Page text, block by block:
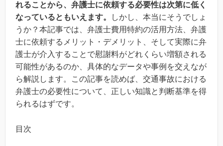
れることから、弁護士に依頼する必要性は次第に低く
なっているともいえます。
しかし、本当にそうでしょ
うか？本記事では、弁護士費用特約の活用方法、弁護
士に依頼するメリット・デメリット、そして実際に弁
護士が介入することで慰謝料がどれくらい増額される
可能性があるのか、具体的なデータや事例を交えなが
ら解説します。この記事を読めば、交通事故における
弁護士の必要性について、正しい知識と判断基準を得
られるはずです。
目次